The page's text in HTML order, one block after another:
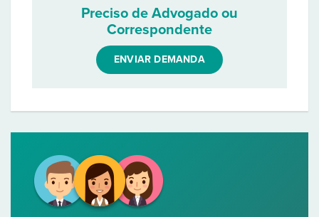
Preciso de Advogado ou
Correspondente
ENVIAR DEMANDA